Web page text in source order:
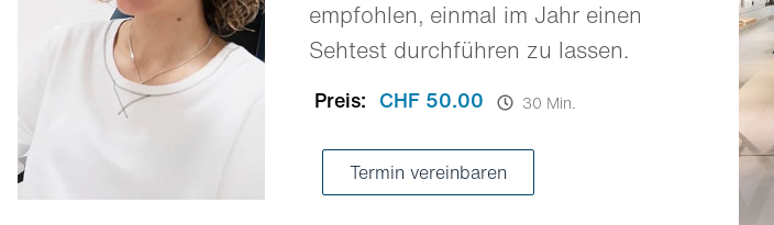
empfohlen, einmal im Jahr einen
Sehtest durchführen zu lassen.
Preis: CHF 50.00 30 Min.
Termin vereinbaren